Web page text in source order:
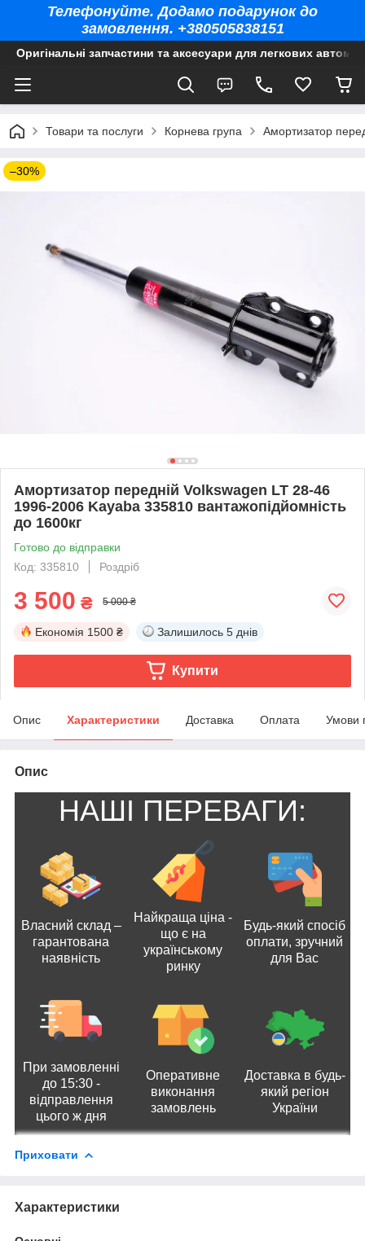
Телефонуйте. Додамо подарунок до
замовлення. +380505838151
Оригінальні запчастини та аксесуари для легкових
Товари та послуги Корнева група Амортизатор
–30%
Амортизатор передній Volkswagen LT 28-46
1996-2006 Kayaba 335810 вантажопідйомність
до 1600кг
Готово до відправки
Код: 335810
Роздріб
3 500 ₴ 5 000 ₴
Економія 1500 ₴ Залишилось 5 днів
Купити
Опис Характеристики Доставка Оплата Умови
Опис
НАШІ ПЕРЕВАГИ:
Власний склад –
гарантована
наявність
Найкраща ціна -
що є на
українському
ринку
Будь-який спосіб
оплати, зручний
для Вас
При замовленні
до 15:30 -
відправлення
цього ж дня
Оперативне
виконання
замовлень
Доставка в будь-
який регіон
України
Приховати
Характеристики